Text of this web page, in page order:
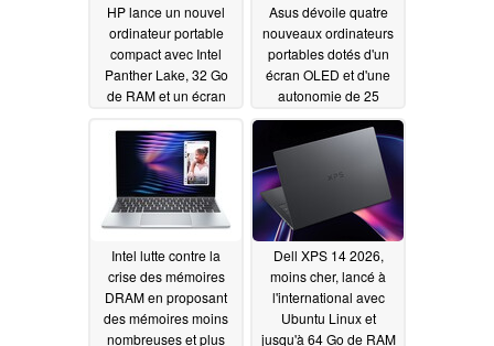
HP lance un nouvel
ordinateur portable
compact avec Intel
Panther Lake, 32 Go
de RAM et un écran
Asus dévoile quatre
nouveaux ordinateurs
portables dotés d'un
écran OLED et d'une
autonomie de 25
heures06/03/2026
Intel lutte contre la
crise des mémoires
DRAM en proposant
des mémoires moins
nombreuses et plus
Dell XPS 14 2026,
moins cher, lancé à
l'international avec
Ubuntu Linux et
jusqu'à 64 Go de RAM